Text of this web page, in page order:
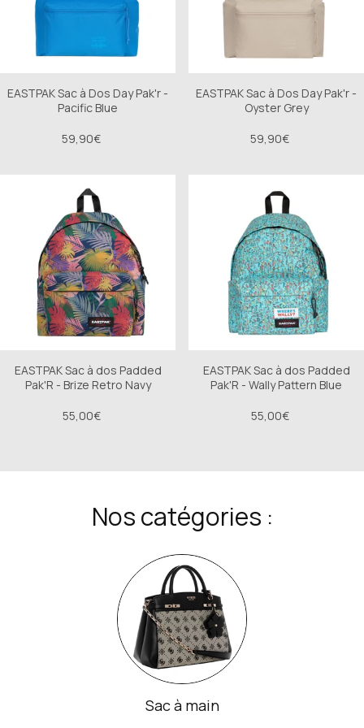
EASTPAK Sac à Dos Day Pak'r -
Pacific Blue
59,90€
EASTPAK Sac à Dos Day Pak'r -
Oyster Grey
59,90€
EASTPAK Sac à dos Padded
Pak'R - Brize Retro Navy
55,00€
EASTPAK Sac à dos Padded
Pak'R - Wally Pattern Blue
55,00€
Nos catégories :
Sac à main